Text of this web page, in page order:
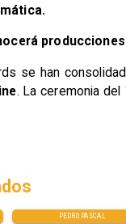
se han
. La ceremonia
PEDRO PASCAL